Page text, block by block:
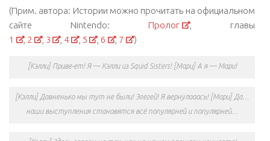
(Прим. автора: Истории можно прочитать на официальном
сайте Nintendo: Пролог
, главы
1
, 2 , 3 , 4 , 5 , 6 , 7 )
[Кэлли] Приве-ет! Я — Кэлли из Squid Sisters! [Мари] А я — Мари!
[Кэлли] Давненько мы тут не были! Эгегей! Я вернулааась! [Мари] Да…
наши выступления становятся всё популярней и популярней…